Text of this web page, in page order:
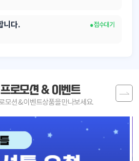
다.
로모션 & 이벤트
모션 & 이벤트상품을 만나보세요.
Next